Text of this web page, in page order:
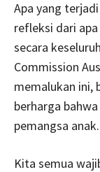
Apa yang
refleksi dari
secara
Commission
memalukan ini,
berharga
pemangsa anak.
Kita semua